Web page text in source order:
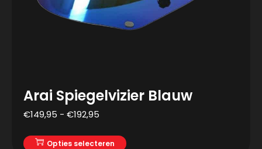
Arai Spiegelvizier Blauw
€149,95 - €192,95
Opties selecteren